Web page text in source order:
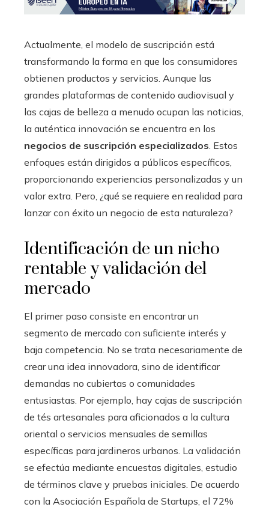
Actualmente, el modelo de suscripción está
transformando la forma en que los consumidores
obtienen productos y servicios. Aunque las
grandes plataformas de contenido audiovisual y
las cajas de belleza a menudo ocupan las noticias,
la auténtica innovación se encuentra en los
negocios de suscripción especializados. Estos
enfoques están dirigidos a públicos específicos,
proporcionando experiencias personalizadas y un
valor extra. Pero, ¿qué se requiere en realidad para
lanzar con éxito un negocio de esta naturaleza?
Identificación de un nicho
rentable y validación del
mercado
El primer paso consiste en encontrar un
segmento de mercado con suficiente interés y
baja competencia. No se trata necesariamente de
crear una idea innovadora, sino de identificar
demandas no cubiertas o comunidades
entusiastas. Por ejemplo, hay cajas de suscripción
de tés artesanales para aficionados a la cultura
oriental o servicios mensuales de semillas
específicas para jardineros urbanos. La validación
se efectúa mediante encuestas digitales, estudio
de términos clave y pruebas iniciales. De acuerdo
con la Asociación Española de Startups, el 72%